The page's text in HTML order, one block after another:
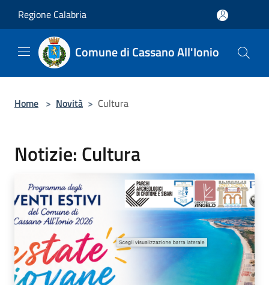
Regione Calabria
Comune di Cassano All'Ionio
Home > Novità > Cultura
Notizie: Cultura